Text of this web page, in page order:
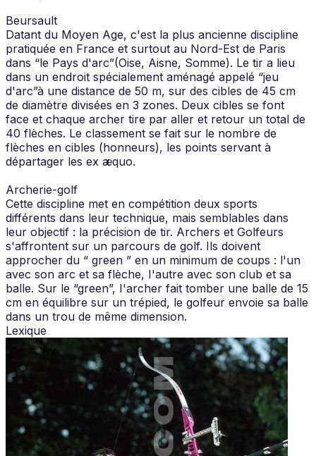
Beursault
Datant du Moyen Age, c'est la plus ancienne discipline
pratiquée en France et surtout au Nord-Est de Paris
dans “le Pays d'arc”(Oise, Aisne, Somme). Le tir a lieu
dans un endroit spécialement aménagé appelé “jeu
d'arc”à une distance de 50 m, sur des cibles de 45 cm
de diamètre divisées en 3 zones. Deux cibles se font
face et chaque archer tire par aller et retour un total de
40 flèches. Le classement se fait sur le nombre de
flèches en cibles (honneurs), les points servant à
départager les ex æquo.
Archerie-golf
Cette discipline met en compétition deux sports
différents dans leur technique, mais semblables dans
leur objectif : la précision de tir. Archers et Golfeurs
s'affrontent sur un parcours de golf. Ils doivent
approcher du “ green ” en un minimum de coups : l'un
avec son arc et sa flèche, I'autre avec son club et sa
balle. Sur le “green”, I'archer fait tomber une balle de 15
cm en équilibre sur un trépied, le golfeur envoie sa balle
dans un trou de même dimension.
Lexique